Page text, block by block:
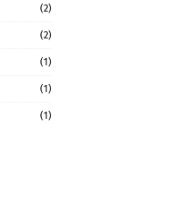
(2)
(2)
(1)
(1)
(1)